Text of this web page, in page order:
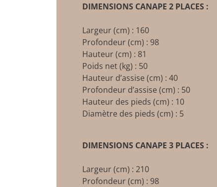
DIMENSIONS CANAPE 2 PLACES :
Largeur (cm) : 160
Profondeur (cm) : 98
Hauteur (cm) : 81
Poids net (kg) : 50
Hauteur d’assise (cm) : 40
Profondeur d’assise (cm) : 50
Hauteur des pieds (cm) : 10
Diamètre des pieds (cm) : 5
DIMENSIONS CANAPE 3 PLACES :
Largeur (cm) : 210
Profondeur (cm) : 98